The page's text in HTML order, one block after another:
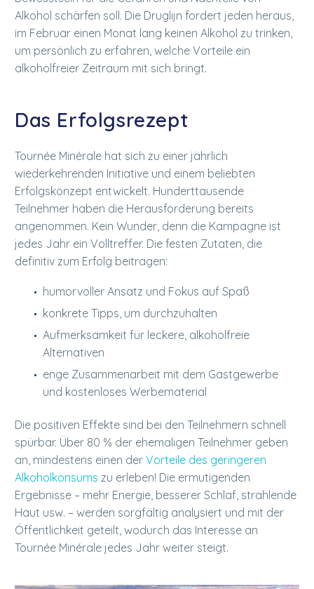
Alkohol schärfen soll. Die Druglijn fordert jeden heraus,
im Februar einen Monat lang keinen Alkohol zu trinken,
um persönlich zu erfahren, welche Vorteile ein
alkoholfreier Zeitraum mit sich bringt.
Das Erfolgsrezept
Tournée Minérale hat sich zu einer jährlich
wiederkehrenden Initiative und einem beliebten
Erfolgskonzept entwickelt. Hunderttausende
Teilnehmer haben die Herausforderung bereits
angenommen. Kein Wunder, denn die Kampagne ist
jedes Jahr ein Volltreffer. Die festen Zutaten, die
definitiv zum Erfolg beitragen:
humorvoller Ansatz und Fokus auf Spaß
konkrete Tipps, um durchzuhalten
Aufmerksamkeit für leckere, alkoholfreie
Alternativen
enge Zusammenarbeit mit dem Gastgewerbe
und kostenloses Werbematerial
Die positiven Effekte sind bei den Teilnehmern schnell
spürbar. Über 80 % der ehemaligen Teilnehmer geben
an, mindestens einen der Vorteile des geringeren
Alkoholkonsums zu erleben! Die ermutigenden
Ergebnisse – mehr Energie, besserer Schlaf, strahlende
Haut usw. – werden sorgfältig analysiert und mit der
Öffentlichkeit geteilt, wodurch das Interesse an
Tournée Minérale jedes Jahr weiter steigt.